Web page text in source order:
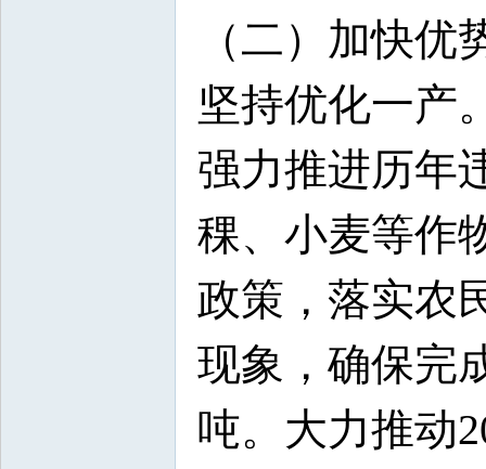
（二）加快
坚持优化一产
强力推进历年
稞、小麦等作
政策，落实农
现象，确保完
吨。大力推动